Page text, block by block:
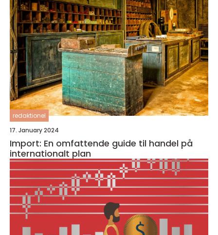
redaktionel
17. January 2024
Import: En omfattende guide til handel på
internationalt plan